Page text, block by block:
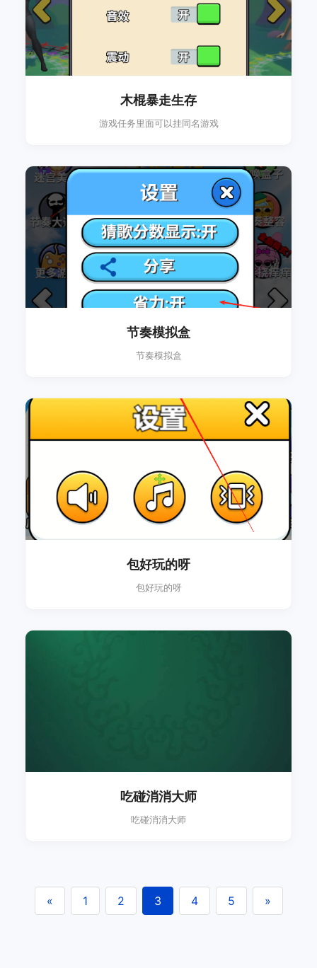
木棍暴走生存
游戏任务里面可以挂同名游戏
节奏模拟盒
节奏模拟盒
包好玩的呀
包好玩的呀
吃碰消消大师
吃碰消消大师
« 1 2 3 4 5 »